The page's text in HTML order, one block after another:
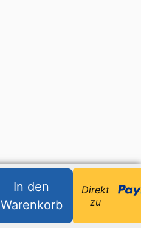
In den
Warenkorb
Direkt
zu